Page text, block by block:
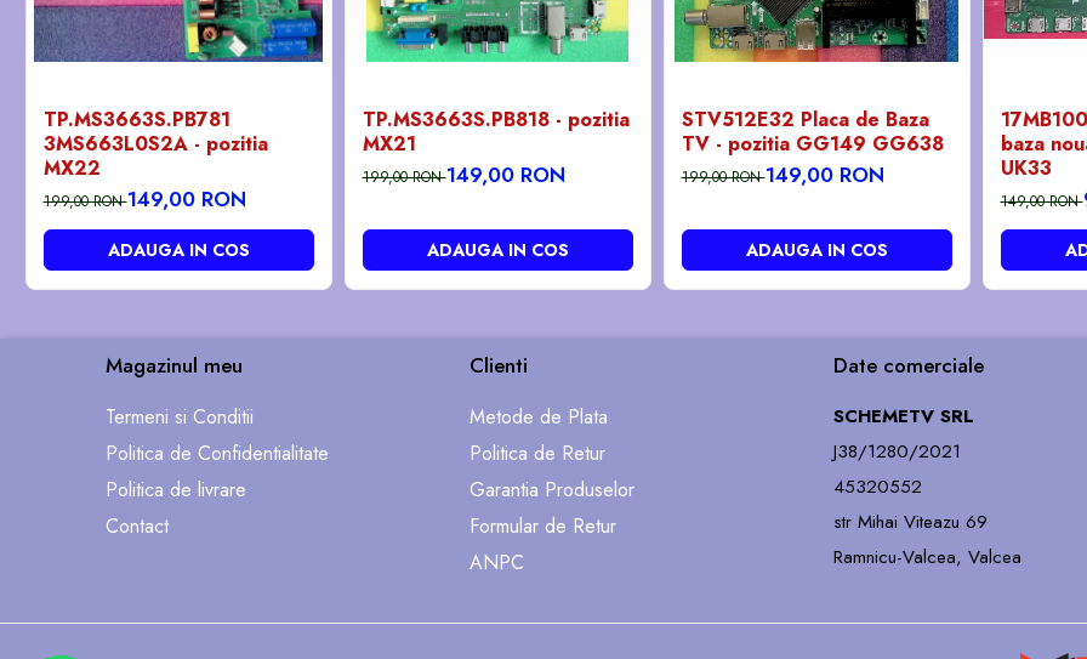
TP.MS3663S.PB781
3MS663L0S2A - pozitia
MX22
199,00 RON149,00 RON
ADAUGA IN COS
TP.MS3663S.PB818 - pozitia
MX21
199,00 RON149,00 RON
ADAUGA IN COS
STV512E32 Placa de Baza
TV - pozitia GG149 GG638
199,00 RON149,00 RON
ADAUGA IN COS
baza
UK33
149,00 RON
Magazinul meu
Termeni si Conditii
Politica de Confidentialitate
Politica de livrare
Contact
Clienti
Metode de Plata
Politica de Retur
Garantia Produselor
Formular de Retur
ANPC
Date comerciale
SCHEMETV SRL
J38/1280/2021
45320552
str Mihai Viteazu 69
Ramnicu-Valcea, Valcea